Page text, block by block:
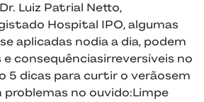
Luiz Patrial Netto,
Hospital IPO, algumas
aplicadas nodia a dia, podem
consequênciasirreversíveis no
5 dicas para curtir o verãosem
problemas no ouvido:Limpe